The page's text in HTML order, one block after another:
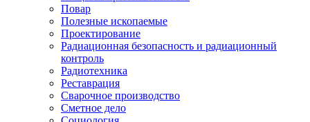
Повар
Полезные ископаемые
Проектирование
Радиационная безопасность и радиационный
контроль
Радиотехника
Реставрация
Сварочное производство
Сметное дело